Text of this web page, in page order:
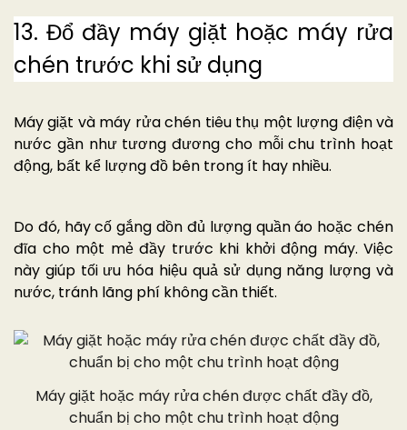
13. Đổ đầy máy giặt hoặc máy rửa
chén trước khi sử dụng
Máy giặt và máy rửa chén tiêu thụ một lượng điện và
nước gần như tương đương cho mỗi chu trình hoạt
động, bất kể lượng đồ bên trong ít hay nhiều.
Do đó, hãy cố gắng dồn đủ lượng quần áo hoặc chén
đĩa cho một mẻ đầy trước khi khởi động máy. Việc
này giúp tối ưu hóa hiệu quả sử dụng năng lượng và
nước, tránh lãng phí không cần thiết.
Máy giặt hoặc máy rửa chén được chất đầy đồ,
chuẩn bị cho một chu trình hoạt động